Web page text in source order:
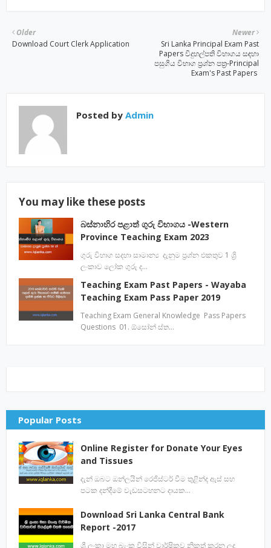
Newer
Sri Lanka Principal Exam Past
Papers විදුහල්පති විභාගය සඳහා
පසුගිය විභාග ප්‍රශ්න පත්‍ර-Principal
Exam's Past Papers
Older
Download Court Clerk Application
Posted by Admin
You may like these posts
බස්නාහිර පළාත් ගුරු විභාගය -Western
Province Teaching Exam 2023
ගුරු විභාග සදහා සාමාන්‍ය දැනුම ප්‍රශ්න එකතුව 1 ශ්‍රි
ලංකාව ලෝක ගුරු ද…
Teaching Exam Past Papers - Wayaba
Teaching Exam Pass Paper 2019
Teaching Exam General Knowledge Pass Papers
Questions 01. ඕසෝන් ස්ත…
Popular Posts
Online Register for Donate Your Eyes
and Tissues
දැන් ඔබට ඔන්ලයින් රෙජිස්ටර් වීම තුළින්ද ඇස් සහ
පටක දන්දීමේ වැඩසටහනට දායක…
Download Sri Lanka Central Bank
Report -2017
ශ්‍රී ලංකා මහ බැංකු විසින් වාර්ෂිකව නිකුත් කරන ලද